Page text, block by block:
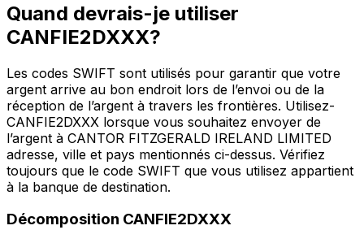
Quand devrais-je utiliser
CANFIE2DXXX?
Les codes SWIFT sont utilisés pour garantir que votre
argent arrive au bon endroit lors de l’envoi ou de la
réception de l’argent à travers les frontières. Utilisez-
CANFIE2DXXX lorsque vous souhaitez envoyer de
l’argent à CANTOR FITZGERALD IRELAND LIMITED
adresse, ville et pays mentionnés ci-dessus. Vérifiez
toujours que le code SWIFT que vous utilisez appartient
à la banque de destination.
Décomposition CANFIE2DXXX